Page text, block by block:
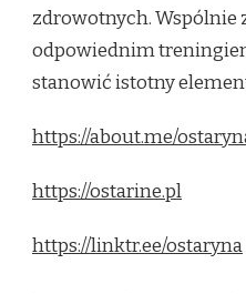
zdrowotnych. Wspólnie
odpowiednim
stanowić istotny
https://about.me/
https://ostarine.pl
https://linktr.ee/ostaryna